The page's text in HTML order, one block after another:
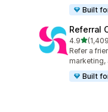
Built
Referral
4.9별 5개
총 리뷰
Refer a
marketing,
Built